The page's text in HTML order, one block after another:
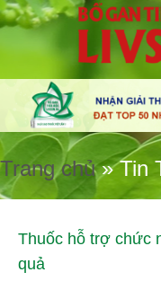
Trang chủ»Tin
Thuốc hỗ trợ chức
quả